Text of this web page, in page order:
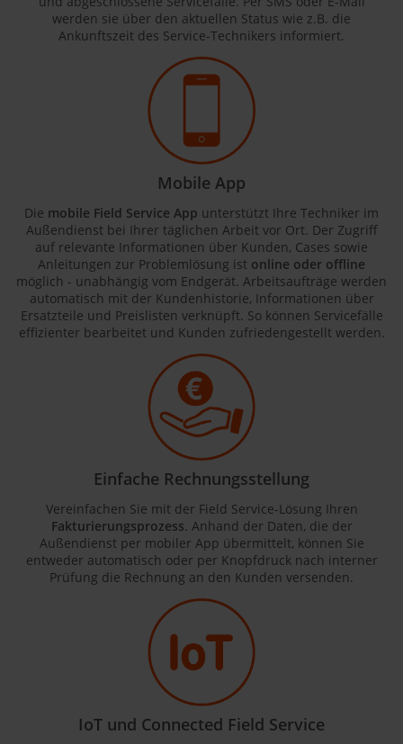
werden sie über den aktuellen Status wie z.B. die
Ankunftszeit des Service-Technikers informiert.
Mobile App
Die mobile Field Service App unterstützt Ihre Techniker im
Außendienst bei Ihrer täglichen Arbeit vor Ort. Der Zugriff
auf relevante Informationen über Kunden, Cases sowie
Anleitungen zur Problemlösung ist online oder offline
möglich - unabhängig vom Endgerät. Arbeitsaufträge werden
automatisch mit der Kundenhistorie, Informationen über
Ersatzteile und Preislisten verknüpft. So können Servicefälle
effizienter bearbeitet und Kunden zufriedengestellt werden.
Einfache Rechnungsstellung
Vereinfachen Sie mit der Field Service-Lösung Ihren
Fakturierungsprozess. Anhand der Daten, die der
Außendienst per mobiler App übermittelt, können Sie
entweder automatisch oder per Knopfdruck nach interner
Prüfung die Rechnung an den Kunden versenden.
IoT und Connected Field Service